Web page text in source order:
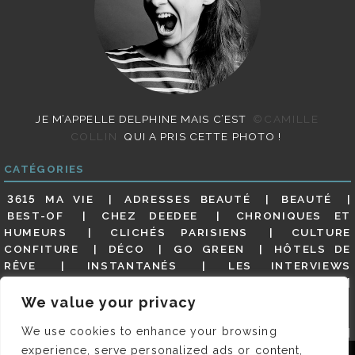
We value your privacy
We use cookies to enhance your browsing
experience, serve personalized ads or content,
JE M’APPELLE DELPHINE MAIS C’EST
©CAMILLE
COLLIN
QUI A PRIS CETTE PHOTO !
CATÉGORIES
3615 MA VIE ADRESSES BEAUTÉ
BEAUTÉ
BEST-OF
CHEZ DEEDEE
CHRONIQUES ET
HUMEURS
CLICHÉS PARISIENS
CULTURE
CONFITURE
DÉCO GO GREEN
HÔTELS DE
RÊVE
INSTANTANÉS
LES INTERVIEWS
MES ADRESSES
MODE NON CLASSÉ
GUIDE
PARIS EN PHOTOS
RESTAURANTS
REVUE DE PRESSE DÉTAILLÉE, SIOU PLAIT